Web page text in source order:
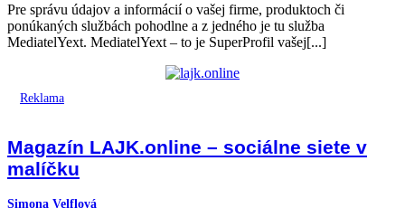
Pre správu údajov a informácií o vašej firme, produktoch či
ponúkaných službách pohodlne a z jedného je tu služba
MediatelYext. MediatelYext – to je SuperProfil vašej[...]
Reklama
Magazín LAJK.online – sociálne siete v
malíčku
Simona Velflová